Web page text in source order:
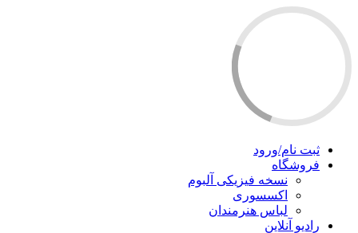
ثبت نام/ورود
فروشگاه
نسخه فیزیکی آلبوم
اکسسوری
لباس هنرمندان
رادیو آنلاین